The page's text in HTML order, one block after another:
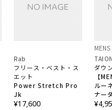
Rab
フリース・ベスト・ス
エット
Power Stretch Pro
Jk
¥17,600
MENS
ダウ
【
ルー
ナー